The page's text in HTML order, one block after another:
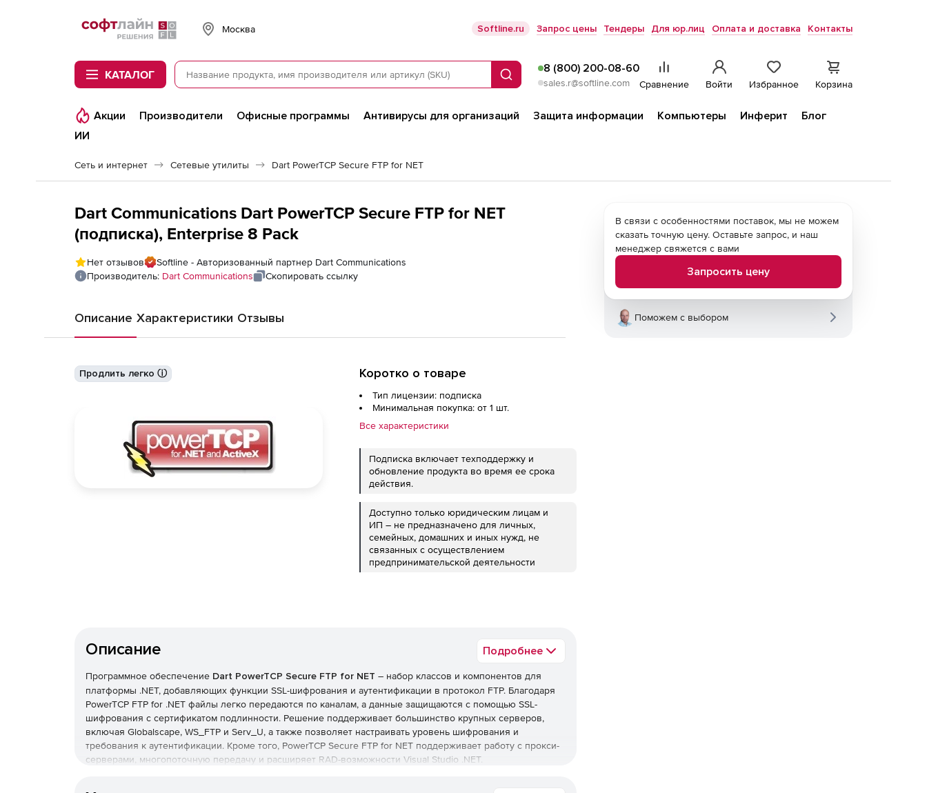
Softline
Москва Softline.ru Запрос цены Тендеры Для юр.лиц Оплата и доставка Контакты
КАТАЛОГ Поиск
8 (800) 200-08-60
sales.r@softline.com Сравнение Войти Избранное Корзина
Акции Производители Офисные программы Антивирусы для организаций Защита информации Компьютеры Инферит
Блог
ИИ
Сеть и интернет Сетевые утилиты Dart PowerTCP Secure FTP for NET
Dart Communications Dart PowerTCP Secure FTP for NET
(подписка), Enterprise 8 Pack
Нет отзывов
Softline - Авторизованный партнер Dart Communications
Производитель: Dart Communications Скопировать ссылку
Описание Характеристики Отзывы
Продлить легко ⓘ Коротко о товаре
Тип лицензии: подписка
Минимальная покупка: от 1 шт.
Все характеристики
Подписка включает техподдержку и
обновление продукта во время ее срока
действия.
Доступно только юридическим лицам и
ИП – не предназначено для личных,
семейных, домашних и иных нужд, не
связанных с осуществлением
предпринимательской деятельности
Описание Подробнее
Программное обеспечение Dart PowerTCP Secure FTP for NET – набор классов и компонентов для
платформы .NET, добавляющих функции SSL-шифрования и аутентификации в протокол FTP. Благодаря
PowerTCP FTP for .NET файлы легко передаются по каналам, а данные защищаются с помощью SSL-
шифрования с сертификатом подлинности. Решение поддерживает большинство крупных серверов,
включая Globalscape, WS_FTP и Serv_U, а также позволяет настраивать уровень шифрования и
требования к аутентификации. Кроме того, PowerTCP Secure FTP for NET поддерживает работу с прокси-
серверами, многопоточную передачу и расширяет RAD-возможности Visual Studio .NET.
В связи с особенностями поставок, мы не можем
сказать точную цену. Оставьте запрос, и наш
менеджер свяжется с вами
Запросить цену
Поможем с выбором